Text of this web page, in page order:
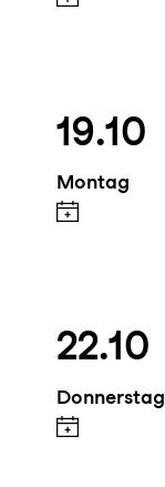
19.10
Montag
22.10
Donnerstag